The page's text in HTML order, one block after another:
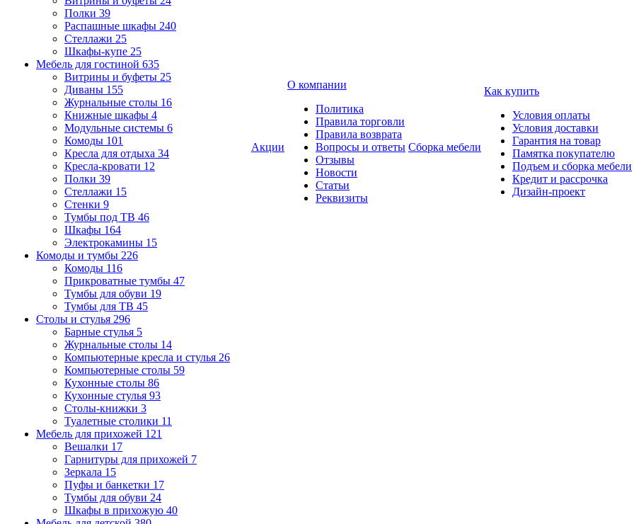
Полки 39
Распашные шкафы 240
Стеллажи 25
Шкафы-купе 25
Мебель для гостиной 635
Витрины и буфеты 25
Диваны 155
Журнальные столы 16
Книжные шкафы 4
Модульные системы 6
Комоды 101
Кресла для отдыха 34
Кресла-кровати 12
Полки 39
Стеллажи 15
Стенки 9
Тумбы под ТВ 46
Шкафы 164
Электрокамины 15
Комоды и тумбы 226
Комоды 116
Прикроватные тумбы 47
Тумбы для обуви 19
Тумбы для ТВ 45
Столы и стулья 296
Барные стулья 5
Журнальные столы 14
Компьютерные кресла и стулья 26
Компьютерные столы 59
Кухонные столы 86
Кухонные стулья 93
Столы-книжки 3
Туалетные столики 11
Мебель для прихожей 121
Вешалки 17
Гарнитуры для прихожей 7
Зеркала 15
Пуфы и банкетки 17
Тумбы для обуви 24
Шкафы в прихожую 40
Акции
О компании
Политика
Правила торговли
Правила возврата
Вопросы и ответы
Отзывы
Новости
Статьи
Реквизиты
Сборка мебели
Как купить
Условия оплаты
Условия доставки
Гарантия на товар
Памятка покупателю
Подъем и сборка мебели
Кредит и рассрочка
Дизайн-проект